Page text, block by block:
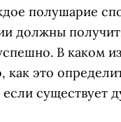
полушарие
должны
В каком
как это
существует